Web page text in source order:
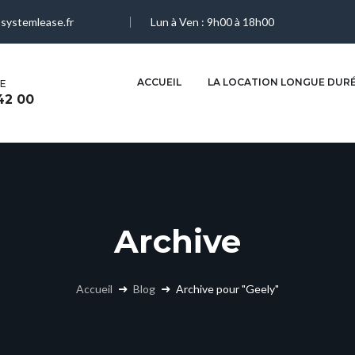
martinique@systemlease.fr
Lun à Ven : 9h00 à 18h00
00
MARTINIQUE ALGÉRIE
ACCUEIL LA LOCATION LONGUE
Archive
Accueil Blog Archive pour "Geely"